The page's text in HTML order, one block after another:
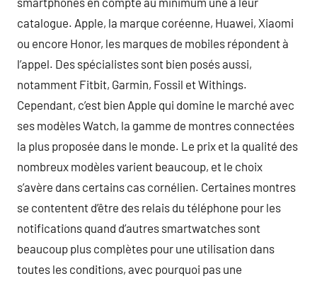
catalogue. Apple, la marque coréenne, Huawei, Xiaomi
ou encore Honor, les marques de mobiles répondent à
l’appel. Des spécialistes sont bien posés aussi,
notamment Fitbit, Garmin, Fossil et Withings.
Cependant, c’est bien Apple qui domine le marché avec
ses modèles Watch, la gamme de montres connectées
la plus proposée dans le monde. Le prix et la qualité des
nombreux modèles varient beaucoup, et le choix
s’avère dans certains cas cornélien. Certaines montres
se contentent d’être des relais du téléphone pour les
notifications quand d’autres smartwatches sont
beaucoup plus complètes pour une utilisation dans
toutes les conditions, avec pourquoi pas une